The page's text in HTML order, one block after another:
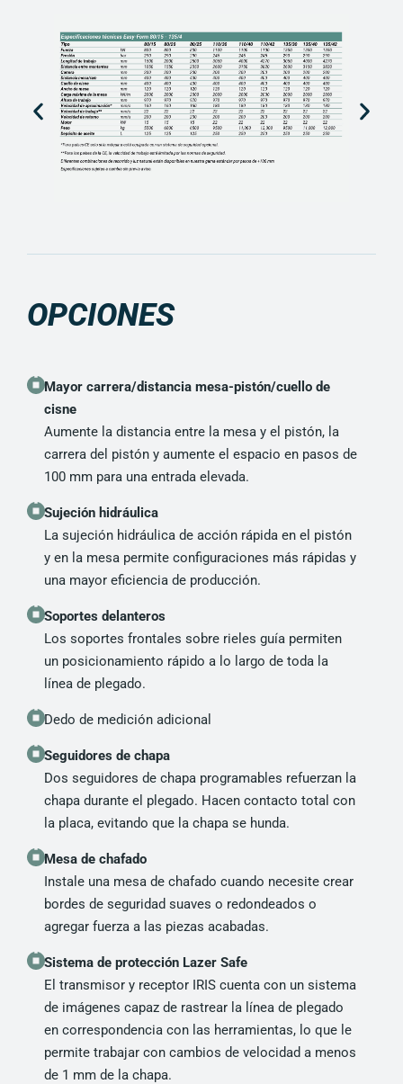
OPCIONES
Mayor carrera/distancia mesa-pistón/cuello de
cisne
Aumente la distancia entre la mesa y el pistón, la
carrera del pistón y aumente el espacio en pasos de
100 mm para una entrada elevada.
Sujeción hidráulica
La sujeción hidráulica de acción rápida en el pistón
y en la mesa permite configuraciones más rápidas y
una mayor eficiencia de producción.
Soportes delanteros
Los soportes frontales sobre rieles guía permiten
un posicionamiento rápido a lo largo de toda la
línea de plegado.
Dedo de medición adicional
Seguidores de chapa
Dos seguidores de chapa programables refuerzan la
chapa durante el plegado. Hacen contacto total con
la placa, evitando que la chapa se hunda.
Mesa de chafado
Instale una mesa de chafado cuando necesite crear
bordes de seguridad suaves o redondeados o
agregar fuerza a las piezas acabadas.
Sistema de protección Lazer Safe
El transmisor y receptor IRIS cuenta con un sistema
de imágenes capaz de rastrear la línea de plegado
en correspondencia con las herramientas, lo que le
permite trabajar con cambios de velocidad a menos
de 1 mm de la chapa.